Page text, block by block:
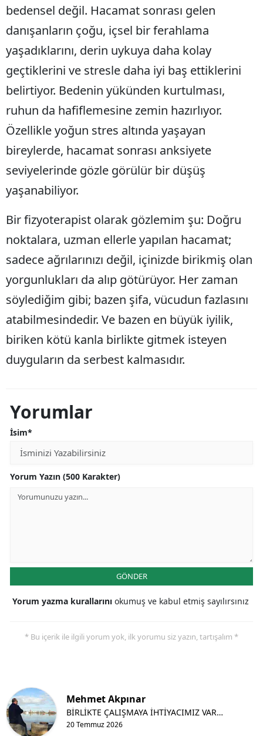
bedensel değil. Hacamat sonrası gelen
danışanların çoğu, içsel bir ferahlama
yaşadıklarını, derin uykuya daha kolay
geçtiklerini ve stresle daha iyi baş ettiklerini
belirtiyor. Bedenin yükünden kurtulması,
ruhun da hafiflemesine zemin hazırlıyor.
Özellikle yoğun stres altında yaşayan
bireylerde, hacamat sonrası anksiyete
seviyelerinde gözle görülür bir düşüş
yaşanabiliyor.
Bir fizyoterapist olarak gözlemim şu: Doğru
noktalara, uzman ellerle yapılan hacamat;
sadece ağrılarınızı değil, içinizde birikmiş olan
yorgunlukları da alıp götürüyor. Her zaman
söylediğim gibi; bazen şifa, vücudun fazlasını
atabilmesindedir. Ve bazen en büyük iyilik,
biriken kötü kanla birlikte gitmek isteyen
duyguların da serbest kalmasıdır.
Yorumlar
İsim*
Yorum Yazın (500 Karakter)
GÖNDER
Yorum yazma kurallarını okumuş ve kabul etmiş sayılırsınız
* Bu içerik ile ilgili yorum yok, ilk yorumu siz yazın, tartışalım *
Mehmet Akpınar
20 Temmuz 2026
BİRLİKTE ÇALIŞMAYA İHTİYACIMIZ VAR…